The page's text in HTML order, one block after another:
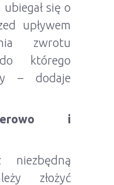
się o
upływem
zwrotu
którego
– dodaje
i
złożyć